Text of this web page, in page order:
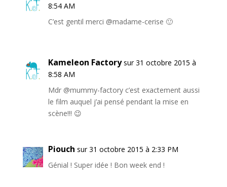
8:54 AM
C’est gentil merci @madame-cerise 🙂
Kameleon Factory sur 31 octobre 2015 à
8:58 AM
Mdr @mummy-factory c’est exactement aussi
le film auquel j’ai pensé pendant la mise en
scène!!! 😉
Piouch sur 31 octobre 2015 à 2:33 PM
Génial ! Super idée ! Bon week end !